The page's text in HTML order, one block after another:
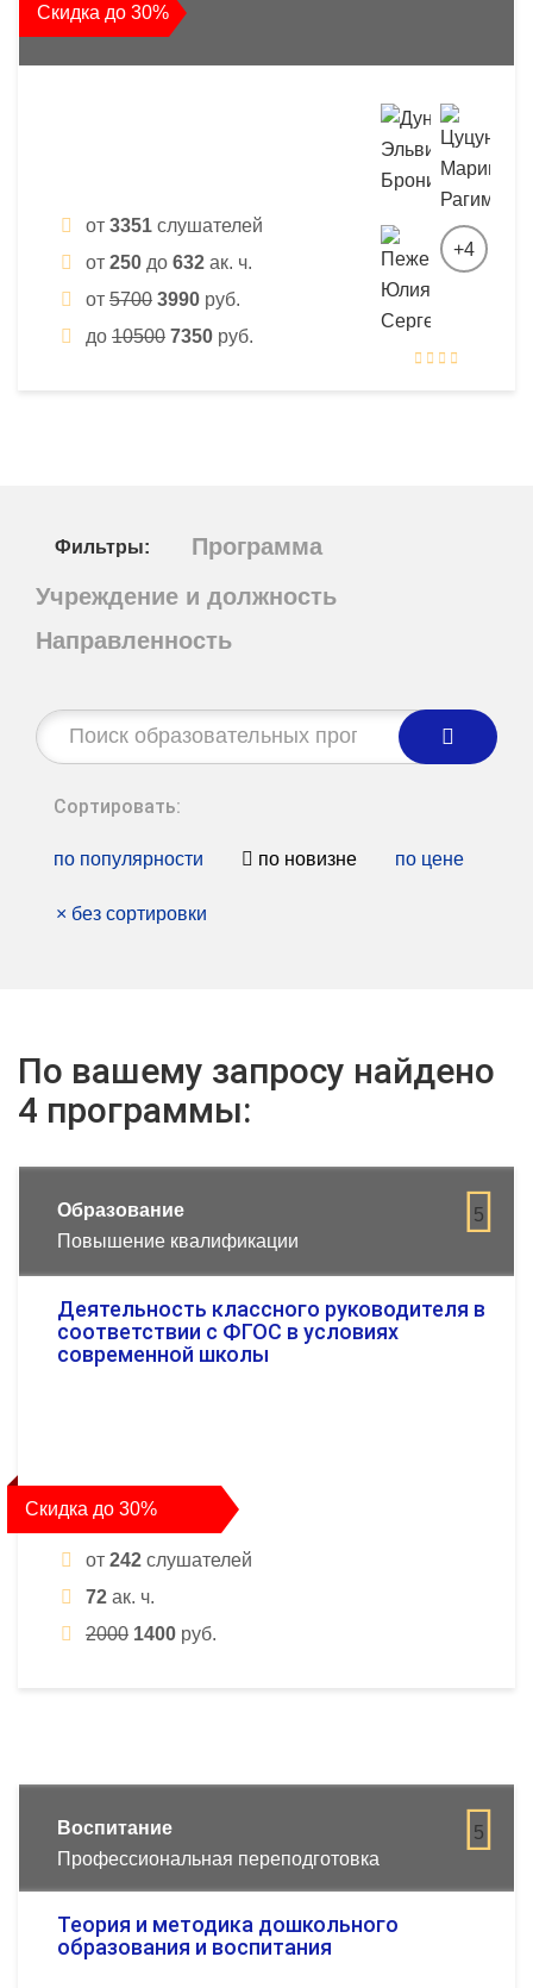
Скидка до 30%
от 3351 слушателей
от 250 до 632 ак. ч.
от 5700 3990 руб.
до 10500 7350 руб.
+4
Фильтры:
Программа
Учреждение и должность
Направленность
Строка
поиска:
Сортировать:
по популярности по новизне по цене
× без сортировки
По вашему запросу найдено
4 программы:
5
Образование
Повышение квалификации
Деятельность классного руководителя в
соответствии с ФГОС в условиях
современной школы
Скидка до 30%
от 242 слушателей
72 ак. ч.
2000 1400 руб.
5
Воспитание
Профессиональная переподготовка
Теория и методика дошкольного
образования и воспитания